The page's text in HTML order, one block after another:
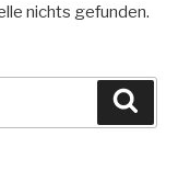
nichts gefunden.